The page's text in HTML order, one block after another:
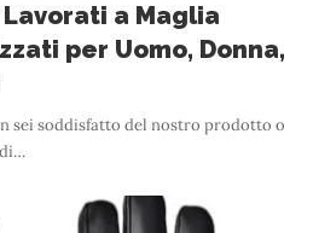
a Maglia
per Uomo, Donna,
sei soddisfatto del nostro prodotto o
…